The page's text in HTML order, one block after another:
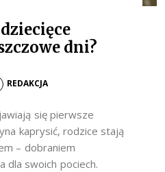
dni?
REDAKCJA
się pierwsze
kaprysić, rodzice stają
– dobraniem
dla swoich pociech.